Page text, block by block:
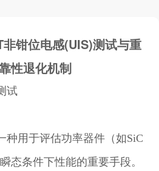
钳位电感(UIS)测试与重
性退化机制
试
种用于评估功率器件（如SiC
态条件下性能的重要手段。